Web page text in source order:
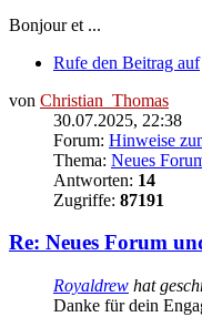
Bonjour et ...
Rufe den Beitrag auf
von Christian_Thomas
30.07.2025, 22:38
Forum: Hinweise
Thema: Neues
Antworten: 14
Zugriffe: 87191
Re: Neues Forum
Royaldrew hat
Danke für dein